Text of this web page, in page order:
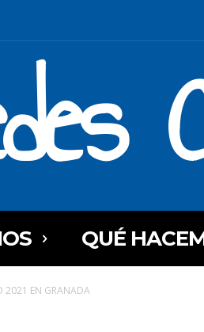
QUÉ
2021 EN GRANADA